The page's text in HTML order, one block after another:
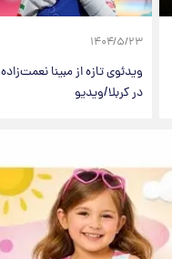
۱۴۰۴/۵/۲۳
ویدئوی تازه از مبینا نعمت‌زاده
در کربلا/ویدیو